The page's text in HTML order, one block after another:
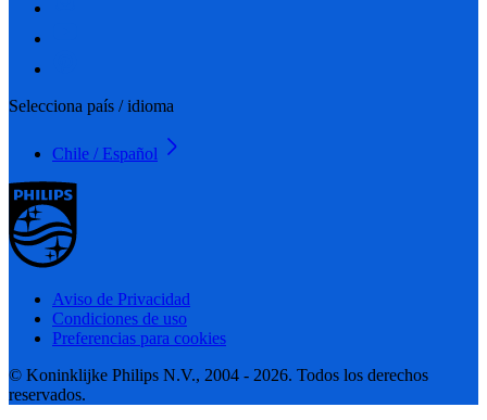
Selecciona país / idioma
Chile / Español
Aviso de Privacidad
Condiciones de uso
Preferencias para cookies
© Koninklijke Philips N.V., 2004 - 2026. Todos los derechos
reservados.